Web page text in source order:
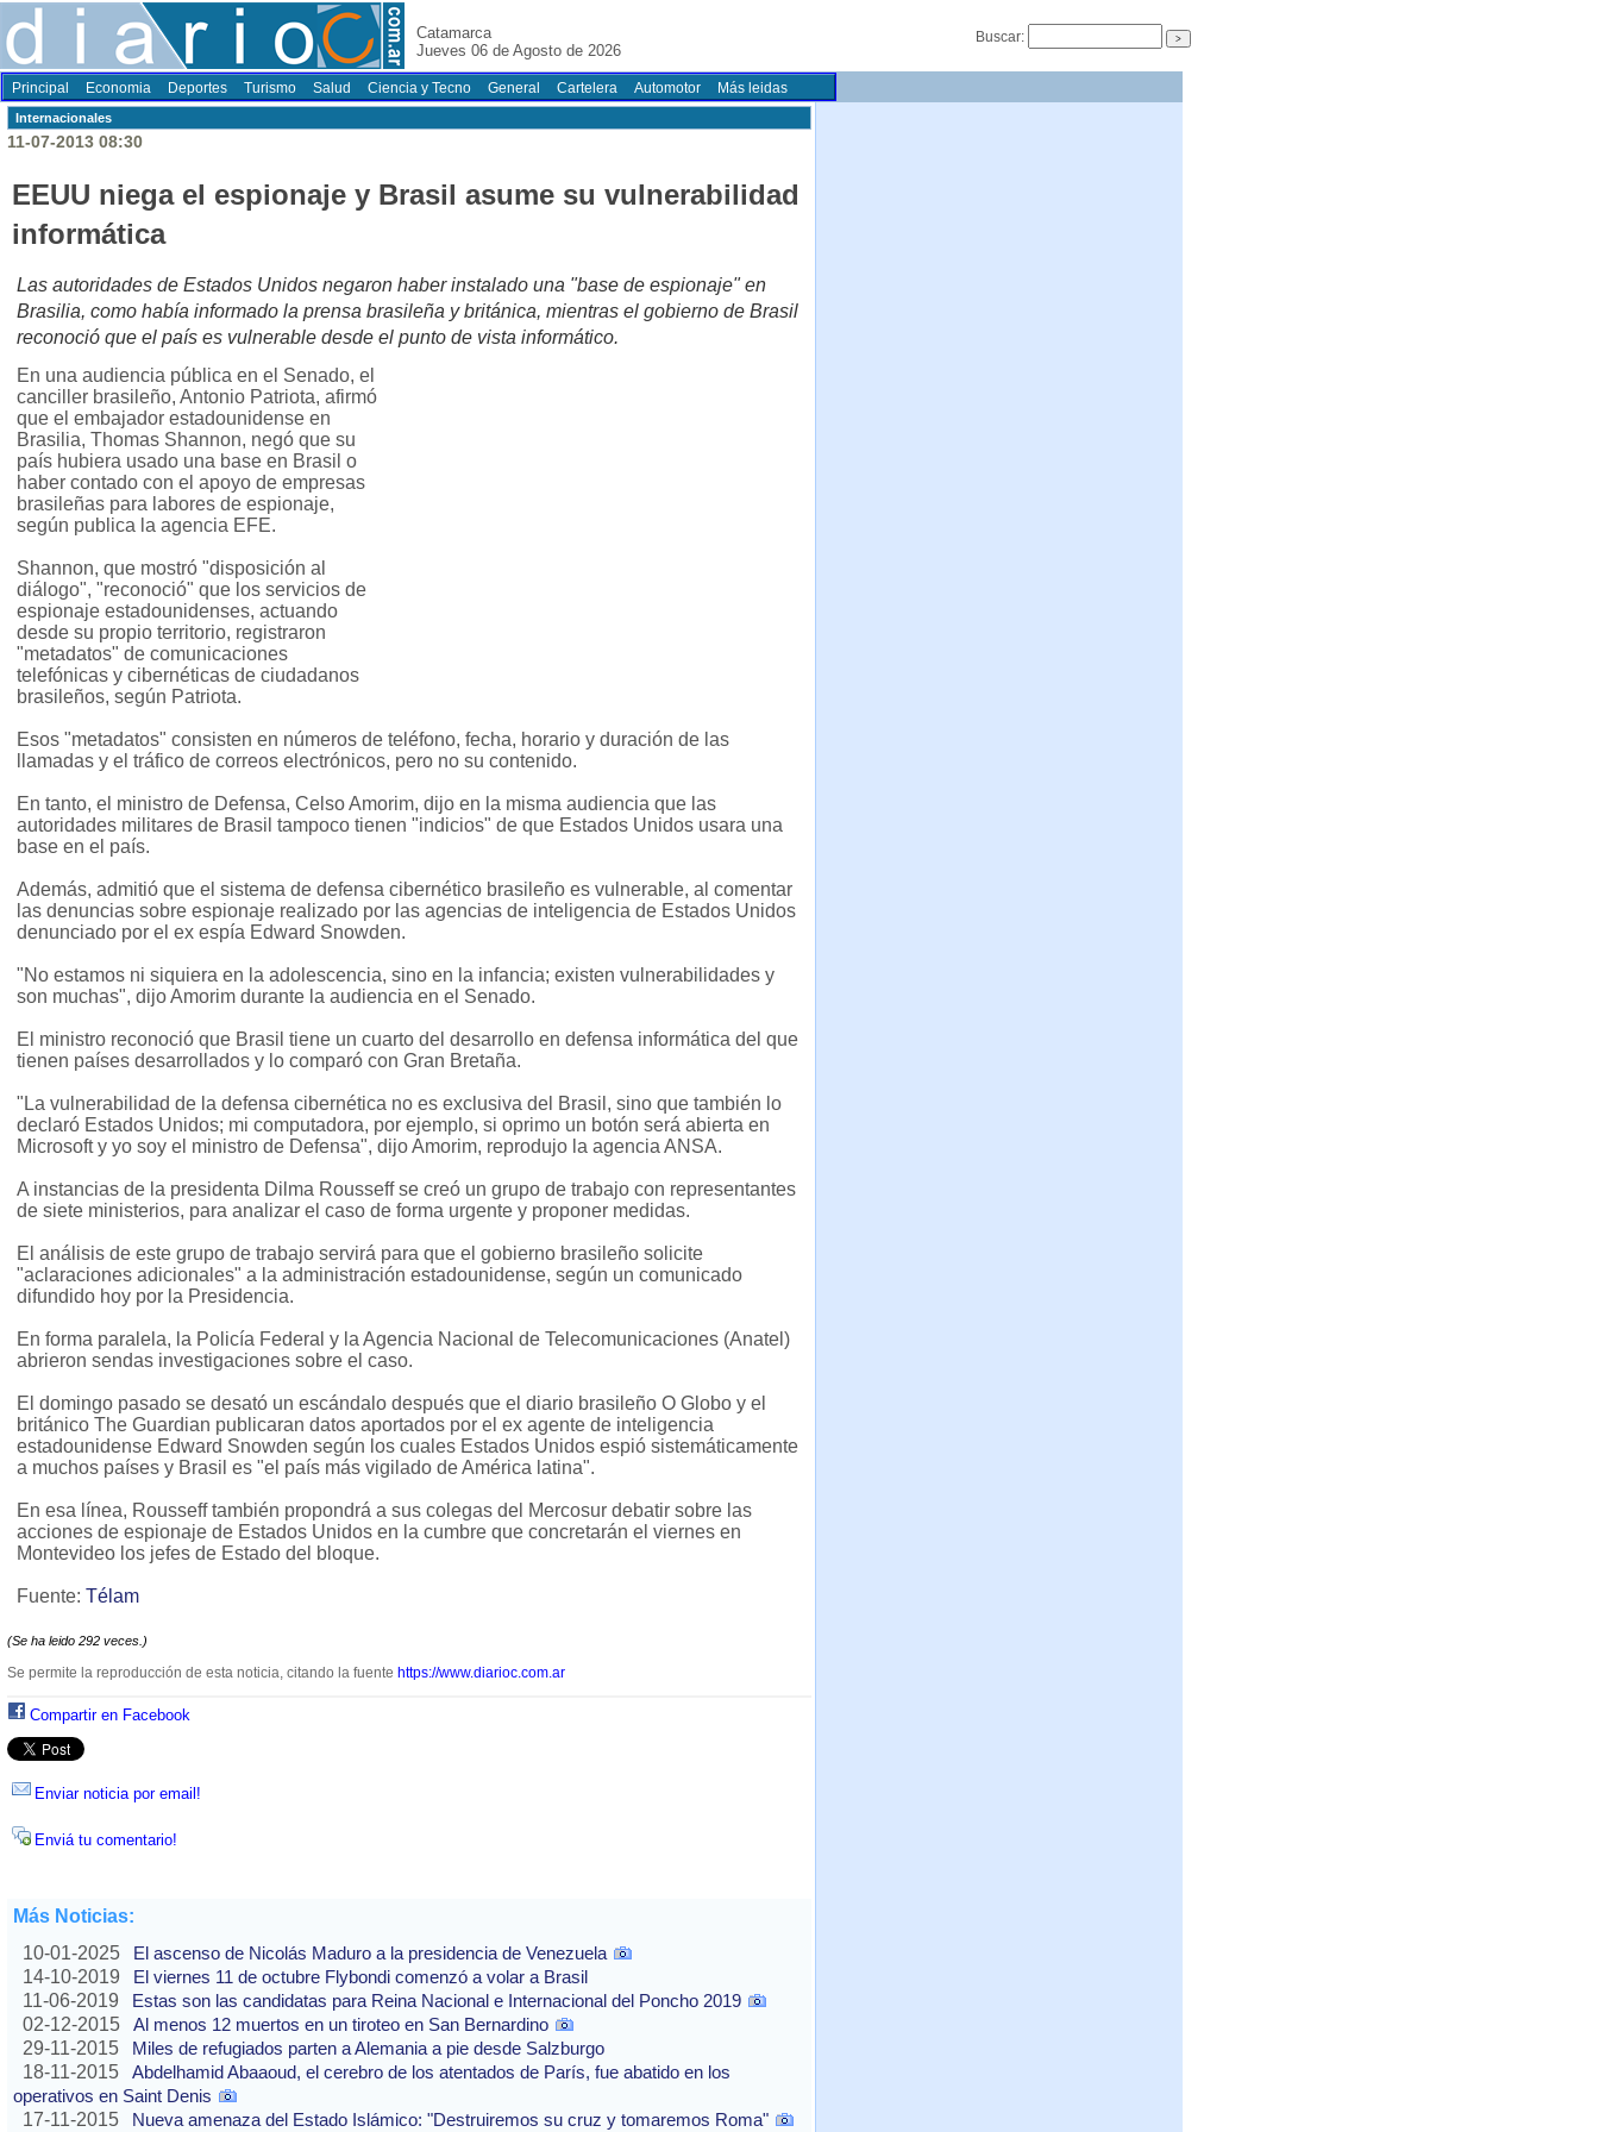
Catamarca
Jueves 06 de Agosto de 2026
Buscar:
Principal Economia Deportes Turismo Salud Ciencia y Tecno General Cartelera Automotor Más leidas
Internacionales
11-07-2013 08:30
EEUU niega el espionaje y Brasil asume su vulnerabilidad
informática
Las autoridades de Estados Unidos negaron haber instalado una "base de espionaje" en
Brasilia, como había informado la prensa brasileña y británica, mientras el gobierno de Brasil
reconoció que el país es vulnerable desde el punto de vista informático.
En una audiencia pública en el Senado, el
canciller brasileño, Antonio Patriota, afirmó
que el embajador estadounidense en
Brasilia, Thomas Shannon, negó que su
país hubiera usado una base en Brasil o
haber contado con el apoyo de empresas
brasileñas para labores de espionaje,
según publica la agencia EFE.
Shannon, que mostró "disposición al
diálogo", "reconoció" que los servicios de
espionaje estadounidenses, actuando
desde su propio territorio, registraron
"metadatos" de comunicaciones
telefónicas y cibernéticas de ciudadanos
brasileños, según Patriota.
Esos "metadatos" consisten en números de teléfono, fecha, horario y duración de las
llamadas y el tráfico de correos electrónicos, pero no su contenido.
En tanto, el ministro de Defensa, Celso Amorim, dijo en la misma audiencia que las
autoridades militares de Brasil tampoco tienen "indicios" de que Estados Unidos usara una
base en el país.
Además, admitió que el sistema de defensa cibernético brasileño es vulnerable, al comentar
las denuncias sobre espionaje realizado por las agencias de inteligencia de Estados Unidos
denunciado por el ex espía Edward Snowden.
"No estamos ni siquiera en la adolescencia, sino en la infancia; existen vulnerabilidades y
son muchas", dijo Amorim durante la audiencia en el Senado.
El ministro reconoció que Brasil tiene un cuarto del desarrollo en defensa informática del que
tienen países desarrollados y lo comparó con Gran Bretaña.
"La vulnerabilidad de la defensa cibernética no es exclusiva del Brasil, sino que también lo
declaró Estados Unidos; mi computadora, por ejemplo, si oprimo un botón será abierta en
Microsoft y yo soy el ministro de Defensa", dijo Amorim, reprodujo la agencia ANSA.
A instancias de la presidenta Dilma Rousseff se creó un grupo de trabajo con representantes
de siete ministerios, para analizar el caso de forma urgente y proponer medidas.
El análisis de este grupo de trabajo servirá para que el gobierno brasileño solicite
"aclaraciones adicionales" a la administración estadounidense, según un comunicado
difundido hoy por la Presidencia.
En forma paralela, la Policía Federal y la Agencia Nacional de Telecomunicaciones (Anatel)
abrieron sendas investigaciones sobre el caso.
El domingo pasado se desató un escándalo después que el diario brasileño O Globo y el
británico The Guardian publicaran datos aportados por el ex agente de inteligencia
estadounidense Edward Snowden según los cuales Estados Unidos espió sistemáticamente
a muchos países y Brasil es "el país más vigilado de América latina".
En esa línea, Rousseff también propondrá a sus colegas del Mercosur debatir sobre las
acciones de espionaje de Estados Unidos en la cumbre que concretarán el viernes en
Montevideo los jefes de Estado del bloque.
Fuente: Télam
(Se ha leido 292 veces.)
Se permite la reproducción de esta noticia, citando la fuente https://www.diarioc.com.ar
Compartir en Facebook
Enviar noticia por email!
Enviá tu comentario!
Más Noticias:
10-01-2025
El ascenso de Nicolás Maduro a la presidencia de Venezuela
14-10-2019
El viernes 11 de octubre Flybondi comenzó a volar a Brasil
11-06-2019
Estas son las candidatas para Reina Nacional e Internacional del Poncho 2019
02-12-2015
Al menos 12 muertos en un tiroteo en San Bernardino
29-11-2015
Miles de refugiados parten a Alemania a pie desde Salzburgo
18-11-2015
Abdelhamid Abaaoud, el cerebro de los atentados de París, fue abatido en los
operativos en Saint Denis
17-11-2015
Nueva amenaza del Estado Islámico: "Destruiremos su cruz y tomaremos Roma"